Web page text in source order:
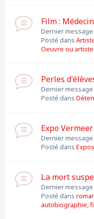
Film :
Dernier
Posté dans
Oeuvre ou artiste
Perles
Dernier
Posté dans
Expo
Dernier
Posté dans
La mort
Dernier
Posté dans
autobiographie,